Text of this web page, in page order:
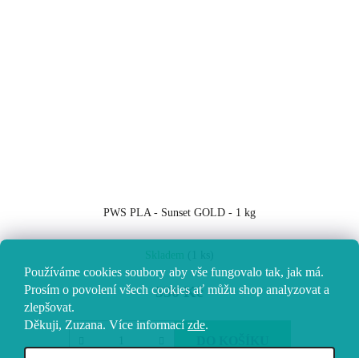
Používáme cookies soubory aby vše fungovalo tak, jak má.
Prosím o povolení všech cookies ať můžu shop analyzovat a
zlepšovat.
Děkuji, Zuzana. Více informací zde.
PWS PLA - Sunset GOLD - 1 kg
530 Kč